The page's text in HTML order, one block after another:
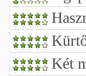
Két